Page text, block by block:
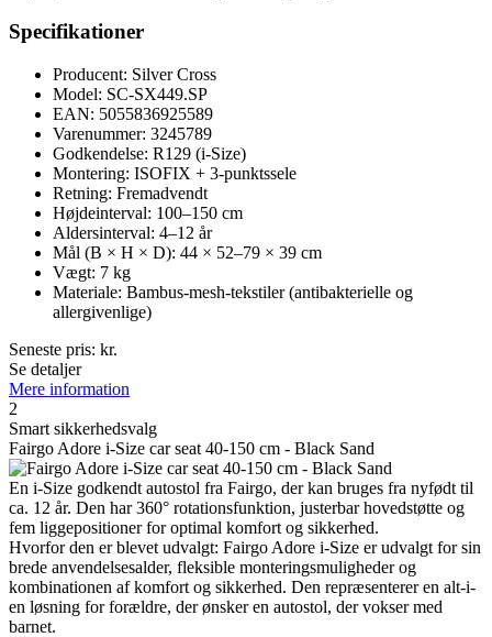
Specifikationer
Producent: Silver Cross
Model: SC-SX449.SP
EAN: 5055836925589
Varenummer: 3245789
Godkendelse: R129 (i-Size)
Montering: ISOFIX + 3-punktssele
Retning: Fremadvendt
Højdeinterval: 100–150 cm
Aldersinterval: 4–12 år
Mål (B × H × D): 44 × 52–79 × 39 cm
Vægt: 7 kg
Materiale: Bambus-mesh-tekstiler (antibakterielle og
allergivenlige)
Seneste pris: kr.
Se detaljer
Mere information
2
Smart sikkerhedsvalg
Fairgo Adore i-Size car seat 40-150 cm - Black Sand
En i-Size godkendt autostol fra Fairgo, der kan bruges fra nyfødt til
ca. 12 år. Den har 360° rotationsfunktion, justerbar hovedstøtte og
fem liggepositioner for optimal komfort og sikkerhed.
Hvorfor den er blevet udvalgt: Fairgo Adore i-Size er udvalgt for sin
brede anvendelsesalder, fleksible monteringsmuligheder og
kombinationen af komfort og sikkerhed. Den repræsenterer en alt-i-
en løsning for forældre, der ønsker en autostol, der vokser med
barnet.